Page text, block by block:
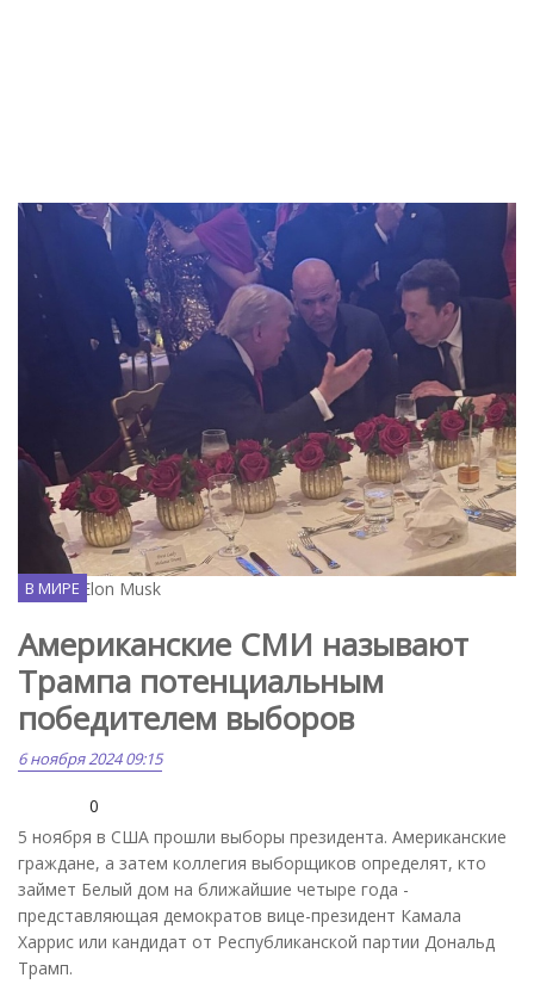
X.com / Elon Musk
В МИРЕ
Американские СМИ называют
Трампа потенциальным
победителем выборов
6 ноября 2024 09:15
0
5 ноября в США прошли выборы президента. Американские
граждане, а затем коллегия выборщиков определят, кто
займет Белый дом на ближайшие четыре года -
представляющая демократов вице-президент Камала
Харрис или кандидат от Республиканской партии Дональд
Трамп.